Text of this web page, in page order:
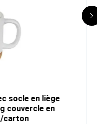
socle en liège
couvercle en
carton